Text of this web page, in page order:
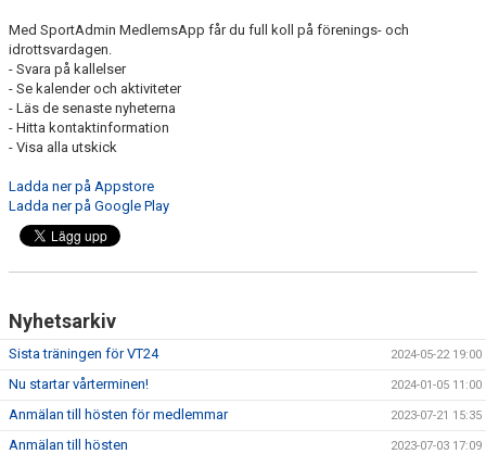
Med SportAdmin MedlemsApp får du full koll på förenings- och
idrottsvardagen.
- Svara på kallelser
- Se kalender och aktiviteter
- Läs de senaste nyheterna
- Hitta kontaktinformation
- Visa alla utskick
Ladda ner på Appstore
Ladda ner på Google Play
Nyhetsarkiv
Sista träningen för VT24 2024-05-22 19:00
Nu startar vårterminen! 2024-01-05 11:00
Anmälan till hösten för medlemmar 2023-07-21 15:35
Anmälan till hösten 2023-07-03 17:09